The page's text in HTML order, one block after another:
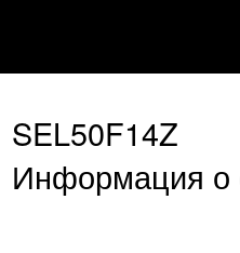
SEL50F14Z
Информация о